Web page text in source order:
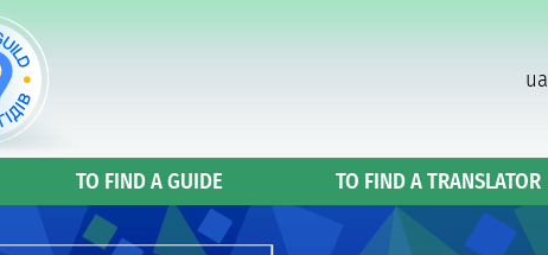
ua
TO FIND A GUIDE TO FIND A TRANSLATOR